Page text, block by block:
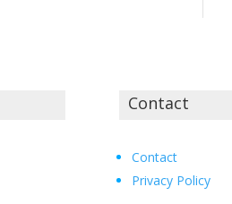
Contact
Contact
Privacy Policy